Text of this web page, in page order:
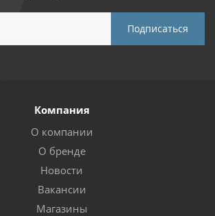
Компания
О компании
О бренде
Новости
Вакансии
Магазины